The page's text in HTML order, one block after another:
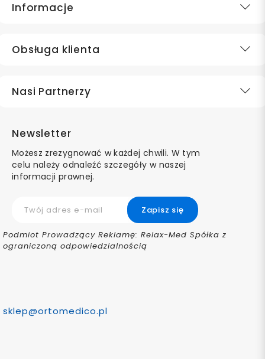
Informacje
Obsługa klienta
Nasi Partnerzy
Newsletter
Możesz zrezygnować w każdej chwili. W tym
celu należy odnaleźć szczegóły w naszej
informacji prawnej.
Podmiot Prowadzący Reklamę: Relax-Med Spółka z
ograniczoną odpowiedzialnością
sklep@ortomedico.pl